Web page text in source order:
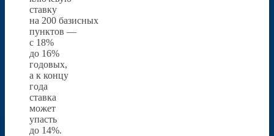
ставку
на 200 базисных
пунктов —
с 18%
до 16%
годовых,
а к концу
года
ставка
может
упасть
до 14%.